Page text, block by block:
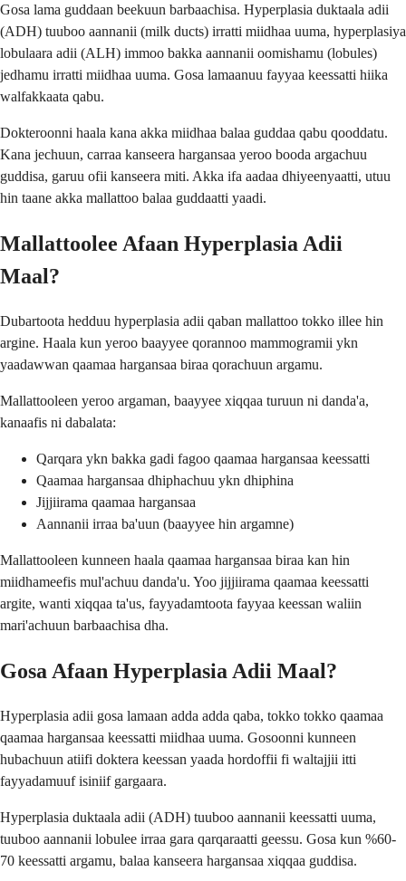
Gosa lama guddaan beekuun barbaachisa. Hyperplasia duktaala adii
(ADH) tuuboo aannanii (milk ducts) irratti miidhaa uuma, hyperplasiya
lobulaara adii (ALH) immoo bakka aannanii oomishamu (lobules)
jedhamu irratti miidhaa uuma. Gosa lamaanuu fayyaa keessatti hiika
walfakkaata qabu.
Dokteroonni haala kana akka miidhaa balaa guddaa qabu qooddatu.
Kana jechuun, carraa kanseera hargansaa yeroo booda argachuu
guddisa, garuu ofii kanseera miti. Akka ifa aadaa dhiyeenyaatti, utuu
hin taane akka mallattoo balaa guddaatti yaadi.
Mallattoolee Afaan Hyperplasia Adii
Maal?
Dubartoota hedduu hyperplasia adii qaban mallattoo tokko illee hin
argine. Haala kun yeroo baayyee qorannoo mammogramii ykn
yaadawwan qaamaa hargansaa biraa qorachuun argamu.
Mallattooleen yeroo argaman, baayyee xiqqaa turuun ni danda'a,
kanaafis ni dabalata:
Qarqara ykn bakka gadi fagoo qaamaa hargansaa keessatti
Qaamaa hargansaa dhiphachuu ykn dhiphina
Jijjiirama qaamaa hargansaa
Aannanii irraa ba'uun (baayyee hin argamne)
Mallattooleen kunneen haala qaamaa hargansaa biraa kan hin
miidhameefis mul'achuu danda'u. Yoo jijjiirama qaamaa keessatti
argite, wanti xiqqaa ta'us, fayyadamtoota fayyaa keessan waliin
mari'achuun barbaachisa dha.
Gosa Afaan Hyperplasia Adii Maal?
Hyperplasia adii gosa lamaan adda adda qaba, tokko tokko qaamaa
qaamaa hargansaa keessatti miidhaa uuma. Gosoonni kunneen
hubachuun atiifi doktera keessan yaada hordoffii fi waltajjii itti
fayyadamuuf isiniif gargaara.
Hyperplasia duktaala adii (ADH) tuuboo aannanii keessatti uuma,
tuuboo aannanii lobulee irraa gara qarqaraatti geessu. Gosa kun %60-
70 keessatti argamu, balaa kanseera hargansaa xiqqaa guddisa.